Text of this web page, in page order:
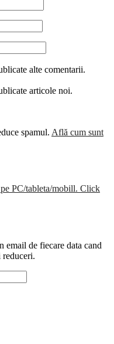
alte comentarii.
articole noi.
spamul. Află cum sunt
PC/tableta/mobill. Click
email de fiecare data cand
reduceri.